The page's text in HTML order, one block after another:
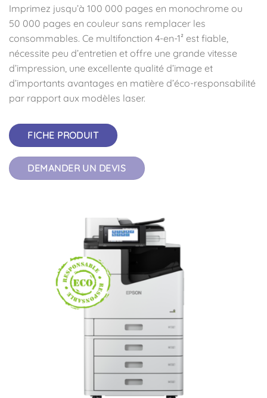
Imprimez jusqu’à 100 000 pages en monochrome ou
50 000 pages en couleur sans remplacer les
consommables. Ce multifonction 4-en-1² est fiable,
nécessite peu d’entretien et offre une grande vitesse
d’impression, une excellente qualité d’image et
d’importants avantages en matière d’éco-responsabilité
par rapport aux modèles laser.
FICHE PRODUIT
DEMANDER UN DEVIS